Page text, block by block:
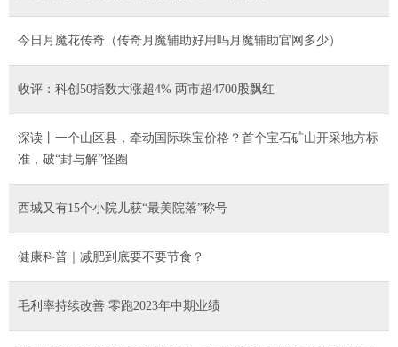
今日月魔花传奇（传奇月魔辅助好用吗月魔辅助官网多少）
收评：科创50指数大涨超4% 两市超4700股飘红
深读丨一个山区县，牵动国际珠宝价格？首个宝石矿山开采地方标
准，破“封与解”怪圈
西城又有15个小院儿获“最美院落”称号
健康科普｜减肥到底要不要节食？
毛利率持续改善 零跑2023年中期业绩